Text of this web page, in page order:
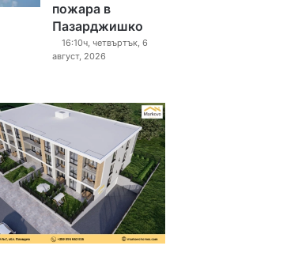
пожара в
Пазарджишко
16:10ч, четвъртък, 6
август, 2026